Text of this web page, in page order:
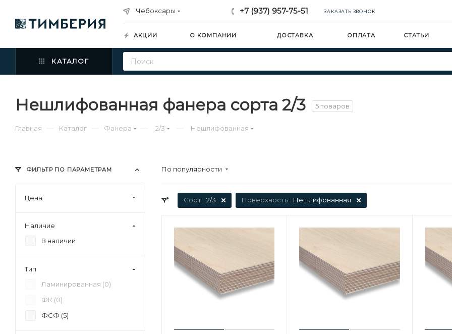
Чебоксары +7 (937) 957-75-51 ЗАКАЗАТЬ ЗВОНОК
АКЦИИ О КОМПАНИИ ДОСТАВКА ОПЛАТА СТАТЬИ
КАТАЛОГ
Нешлифованная фанера сорта 2/3 5 товаров
Главная — Каталог — Фанера — 2/3 — Нешлифованная
По популярности
Сорт: 2/3 Поверхность: Нешлифованная
ФИЛЬТР ПО ПАРАМЕТРАМ
Цена
Наличие
В наличии
Тип
Ламинированная (0)
ФК (0)
ФСФ (5)